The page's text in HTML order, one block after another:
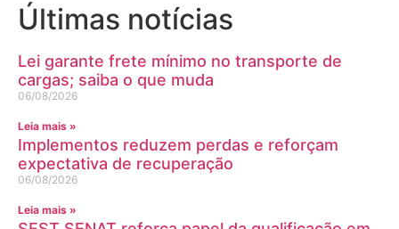
Últimas notícias
Lei garante frete mínimo no transporte de
cargas; saiba o que muda
06/08/2026
Leia mais »
Implementos reduzem perdas e reforçam
expectativa de recuperação
06/08/2026
Leia mais »